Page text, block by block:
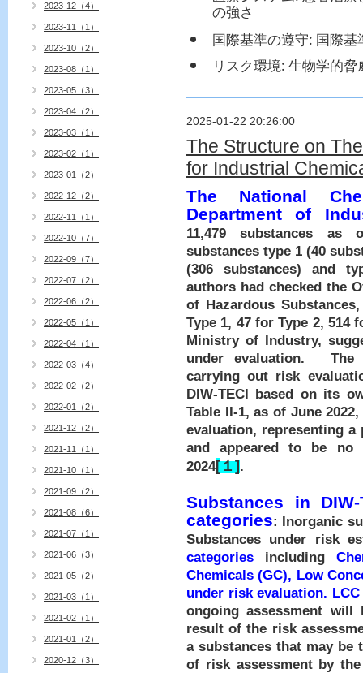
の強さ
国際基準の遵守: 国際基
リスク環境: 生物学的
2025-01-22 20:26:00
The Structure on
for Industrial
The National
Department of
11,479 substances as
substances type 1 (40
(306 substances) and
authors had checked the
of Hazardous
Type 1, 47 for Type 2, 514
Ministry of Industry,
under evaluation.
The
carrying out risk
DIW-TECI based on its
Table II‑1, as of June
evaluation, representing a
and appeared to be no
2024[１] .
Substances in
categories: Inorganic
Substances under risk
categories including
Chemicals (GC), Low
under risk evaluation. LCC
ongoing assessment
result of the risk
a substances that may be
of risk assessment by
2023-12（4）
2023-11（1）
2023-10（2）
2023-08（1）
2023-05（3）
2023-04（2）
2023-03（1）
2023-02（1）
2023-01（2）
2022-12（2）
2022-11（1）
2022-10（7）
2022-09（7）
2022-07（2）
2022-06（2）
2022-05（1）
2022-04（1）
2022-03（4）
2022-02（2）
2022-01（2）
2021-12（2）
2021-11（1）
2021-10（1）
2021-09（2）
2021-08（6）
2021-07（1）
2021-06（3）
2021-05（2）
2021-03（1）
2021-02（1）
2021-01（2）
2020-12（3）